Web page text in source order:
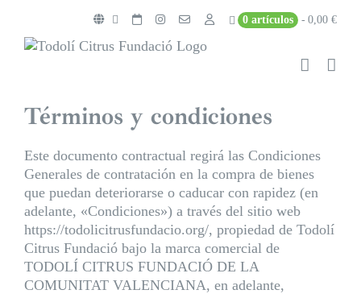
contenido
0 artículos 0,00 €
Términos y condiciones
Este documento contractual regirá las Condiciones
Generales de contratación en la compra de bienes
que puedan deteriorarse o caducar con rapidez (en
adelante, «Condiciones») a través del sitio web
https://todolicitrusfundacio.org/, propiedad de Todolí
Citrus Fundació bajo la marca comercial de
TODOLÍ CITRUS FUNDACIÓ DE LA
COMUNITAT VALENCIANA, en adelante,